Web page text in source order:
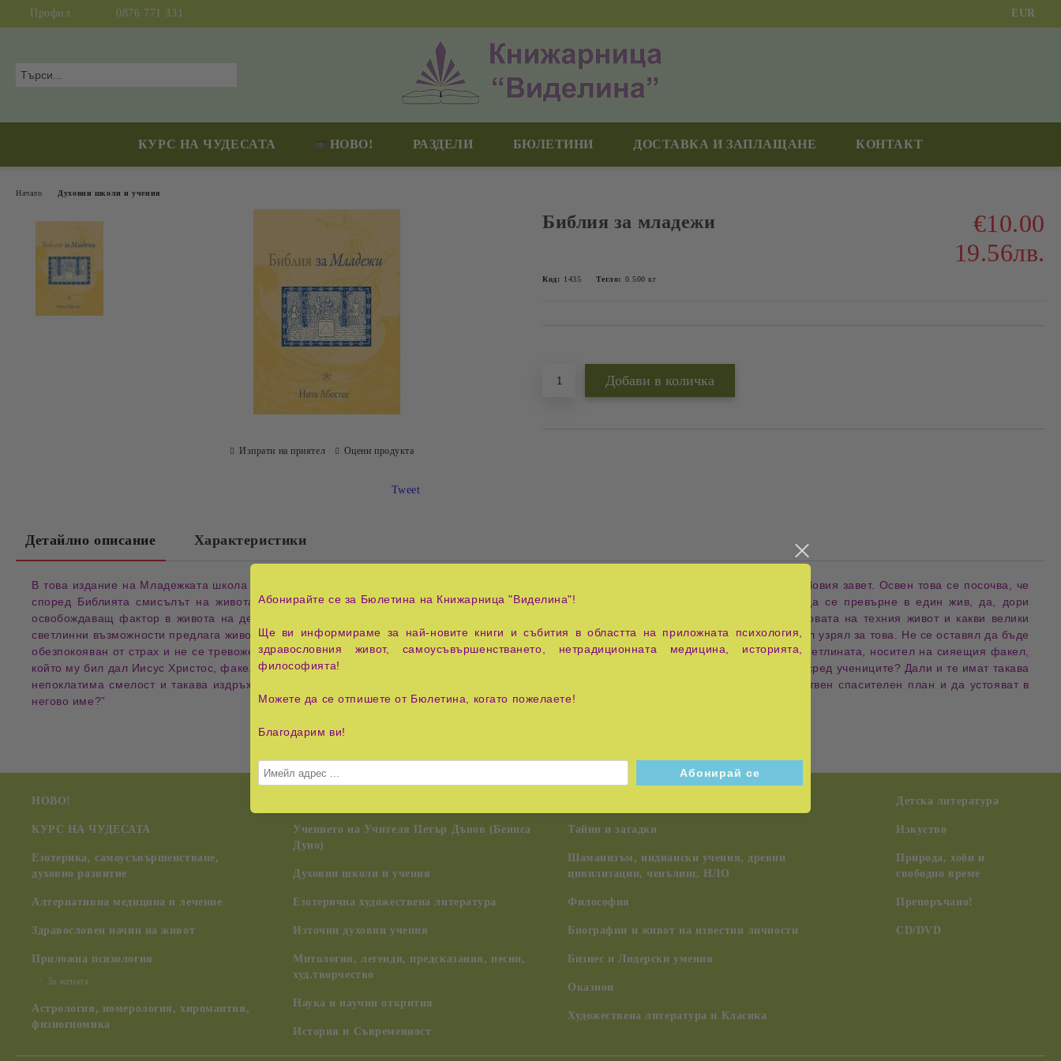
Профил 0876 771 331 EUR
КУРС НА ЧУДЕСАТА НОВО! РАЗДЕЛИ БЮЛЕТИНИ ДОСТАВКА И ЗАПЛАЩАНЕ КОНТАКТ
Начало Духовни школи и учения
Библия за младежи
€10.00
19.56лв.
Код: 1435 Тегло: 0.500 кг
Изпрати на приятел Оцени продукта
Tweet
Детайлно описание Характеристики
В това издание на Младежката школа на Лекториум Розикруцианум по един своеобразен и лесно разбираем начин е разказан отново Новия завет. Освен това се посочва, че
според Библията смисълът на живота не е в безкрайното повтаряне на текстове, а в даването на възможност съдържанието им да се превърне в един жив, да, дори
освобождаващ фактор в живота на децата и младите хора, така че те да могат вътрешно да разберат, каква мощна цел лежи в основата на техния живот и какви велики
светлинни възможности предлага животът. Из текста: „И Павел не загубил смелостта си. Наистина, трябвало много да изтърпи, но той бил узрял за това. Не се оставял да бъде
обезпокояван от страх и не се тревожел за това, което още би могло да се случи. С цялото си същество той бил станал служител на Светлината, носител на сияещия факел,
който му бил дал Иисус Христос, факел, който трябвало да освети тъмнината на света. Дали има и други такива хора по света? Също и сред учениците? Дали и те имат такава
непоклатима смелост и такава издръжливост? Дали и днес, в тези трудни времена, те още могат да свидетелстват за големия Божествен спасителен план и да устояват в
негово име?”
НОВО!
КУРС НА ЧУДЕСАТА
Езотерика, самоусъвършенстване,
духовно развитие
Алтернативна медицина и лечение
Здравословен начин на живот
Приложна психология
За жената
Астрология, номерология, хиромантия,
физиогномика
Учението на Учителя Петър Дънов (Беинса
Дуно)
Духовни школи и учения
Езотерична художествена литература
Източни духовни учения
Митология, легенди, предсказания, песни,
худ.творчество
Наука и научни открития
История и Съвременност
Тайни и загадки
Шаманизъм, индиански учения, древни
цивилизации, ченълинг, НЛО
Философия
Биографии и живот на известни личности
Бизнес и Лидерски умения
Оказион
Художествена литература и Класика
Детска литература
Изкуство
Природа, хоби и
свободно време
Препоръчано!
CD/DVD
Абонирайте се за Бюлетина на Книжарница "Виделина"!
Ще ви информираме за най-новите книги и събития в областта на приложната психология,
здравословния живот, самоусъвършенстването, нетрадиционната медицина, историята,
философията!
Можете да се отпишете от Бюлетина, когато пожелаете!
Благодарим ви!